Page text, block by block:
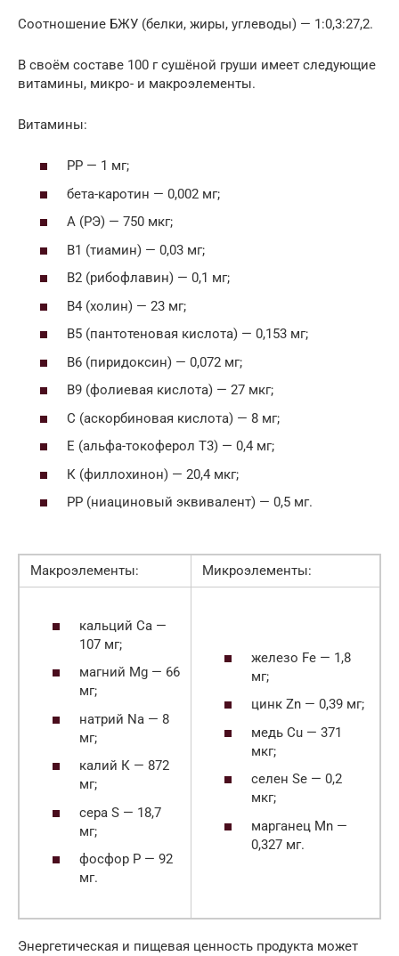
Соотношение БЖУ (белки, жиры, углеводы) — 1:0,3:27,2.
В своём составе 100 г сушёной груши имеет следующие
витамины, микро- и макроэлементы.
Витамины:
РР — 1 мг;
бета-каротин — 0,002 мг;
А (РЭ) — 750 мкг;
В1 (тиамин) — 0,03 мг;
В2 (рибофлавин) — 0,1 мг;
В4 (холин) — 23 мг;
В5 (пантотеновая кислота) — 0,153 мг;
В6 (пиридоксин) — 0,072 мг;
В9 (фолиевая кислота) — 27 мкг;
С (аскорбиновая кислота) — 8 мг;
Е (альфа-токоферол Т3) — 0,4 мг;
К (филлохинон) — 20,4 мкг;
РР (ниациновый эквивалент) — 0,5 мг.
Макроэлементы: Микроэлементы:
кальций Са —
107 мг;
магний Mg — 66
мг;
натрий Nа — 8
мг;
калий К — 872
мг;
сера S — 18,7
мг;
фосфор Р — 92
мг.
железо Fe — 1,8
мг;
цинк Zn — 0,39 мг;
медь Cu — 371
мкг;
селен Se — 0,2
мкг;
марганец Mn —
0,327 мг.
Энергетическая и пищевая ценность продукта может